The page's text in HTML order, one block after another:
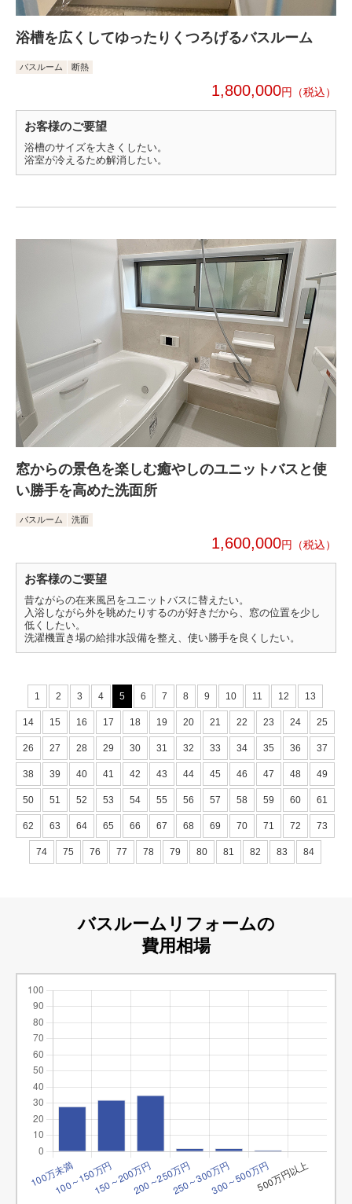
浴槽を広くしてゆったりくつろげるバスルーム
バスルーム 断熱
1,800,000円
お客様のご要望
浴槽のサイズを大きくしたい。
浴室が冷えるため解消したい。
窓からの景色を楽しむ癒やしのユニットバスと使
い勝手を高めた洗面所
バスルーム 洗面
1,600,000円
お客様のご要望
昔ながらの在来風呂をユニットバスに替えたい。
入浴しながら外を眺めたりするのが好きだから、窓の位置を少し
低くしたい。
洗濯機置き場の給排水設備を整え、使い勝手を良くしたい。
1 2 3 4 5 6 7 8 9 10 11 12 13
14 15 16 17 18 19 20 21 22 23 24 25
26 27 28 29 30 31 32 33 34 35 36 37
38 39 40 41 42 43 44 45 46 47 48 49
50 51 52 53 54 55 56 57 58 59 60 61
62 63 64 65 66 67 68 69 70 71 72 73
74 75 76 77 78 79 80 81 82 83 84
バスルームリフォームの
費用相場